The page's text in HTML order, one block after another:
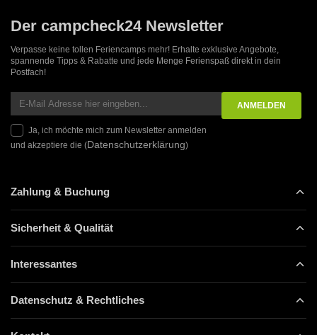
Der campcheck24 Newsletter
Verpasse keine tollen Feriencamps mehr! Erhalte exklusive Angebote,
spannende Tipps & Rabatte und jede Menge Ferienspaß direkt in dein
Postfach!
Ja, ich möchte mich zum Newsletter anmelden
und akzeptiere die (Datenschutzerklärung)
Zahlung & Buchung
Sicherheit & Qualität
Interessantes
Datenschutz & Rechtliches